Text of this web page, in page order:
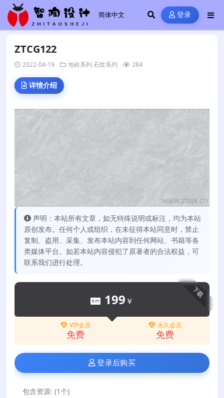
登录
ZTCG122
2022-04-19 地砖系列 石纹系列 284
详情介绍
声明：本站所有文章，如无特殊说明或标注，均为本站
原创发布。任何个人或组织，在未征得本站同意时，禁止
复制、盗用、采集、发布本站内容到任何网站、书籍等各
类媒体平台。如若本站内容侵犯了原著者的合法权益，可
联系我们进行处理。
下载
199 ￥
VIP会员
免费
永久会员
免费
登录后购买
包含资源: (1个)